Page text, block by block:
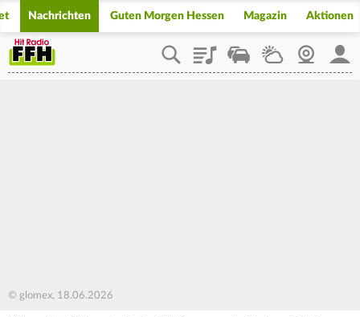
Nachrichten Guten Morgen Hessen Magazin Aktionen
PlaylistStaupilotWetterWebcam
© glomex, 18.06.2026